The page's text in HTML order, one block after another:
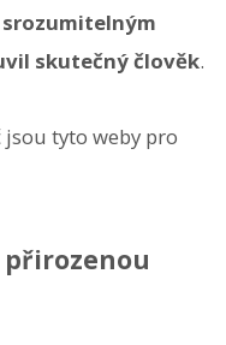
skutečný člověk.
tyto weby pro
přirozenou